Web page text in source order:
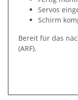
Servos
Schirm
Bereit für das
(ARF).